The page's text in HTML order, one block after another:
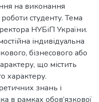
на виконання
роботи студенту. Тема
НУБіП України.
індивідуальна
бізнесового або
що містить
характеру.
знань і
в рамках обов’язкової